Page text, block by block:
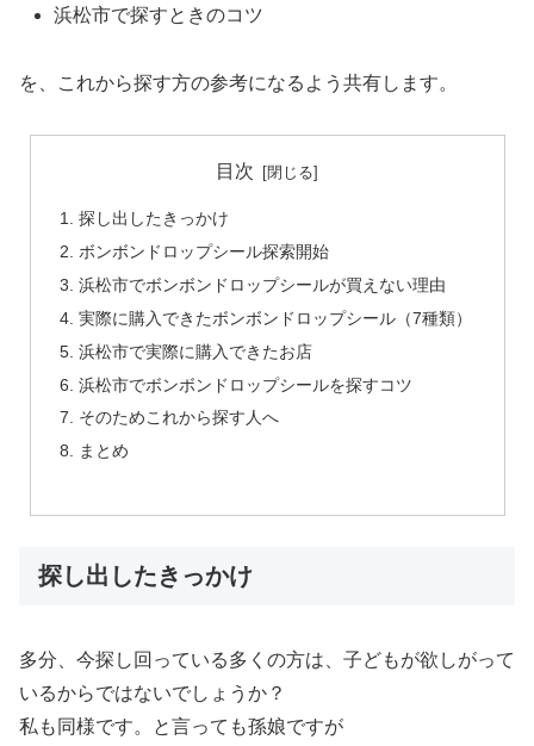
浜松市で探すときのコツ
を、これから探す方の参考になるよう共有します。
目次
探し出したきっかけ
ボンボンドロップシール探索開始
浜松市でボンボンドロップシールが買えない理由
実際に購入できたボンボンドロップシール（7種類）
浜松市で実際に購入できたお店
浜松市でボンボンドロップシールを探すコツ
そのためこれから探す人へ
まとめ
探し出したきっかけ
多分、今探し回っている多くの方は、子どもが欲しがって
いるからではないでしょうか？
私も同様です。と言っても孫娘ですが